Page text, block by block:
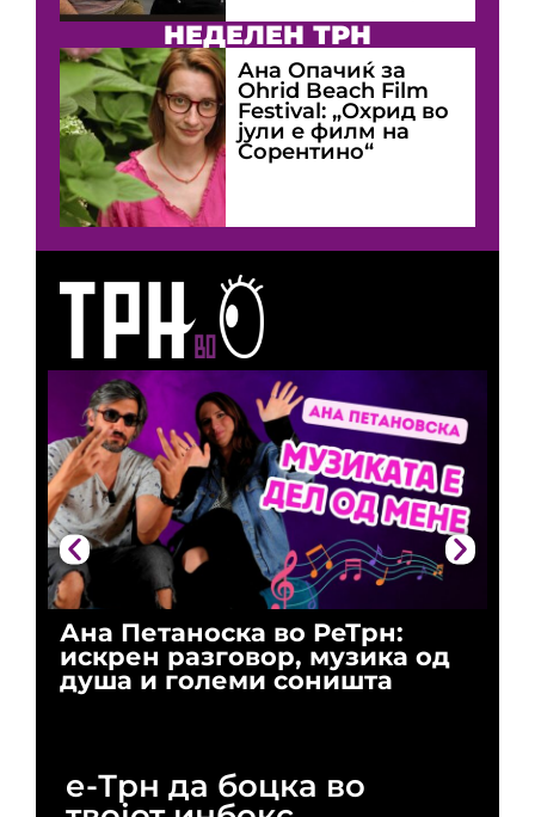
Ана Петаноска во РеТрн:
искрен разговор, музика од
душа и големи соништа
НЕДЕЛЕН ТРН
Ана Опачиќ за
Оhrid Beach Film
Festival: „Охрид во
јули е филм на
Сорентино“
е-Трн да боцка во